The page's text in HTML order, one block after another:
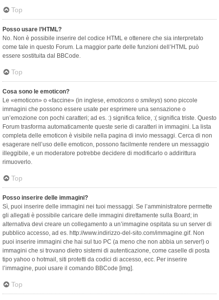
Top
Posso usare l’HTML?
No. Non è possibile inserire del codice HTML e ottenere che sia interpretato
come tale in questo Forum. La maggior parte delle funzioni dell’HTML può
essere sostituita dal BBCode.
Top
Cosa sono le emoticon?
Le «emoticon» o «faccine» (in inglese, emoticons o smileys) sono piccole
immagini che possono essere usate per esprimere una sensazione o
un’emozione con pochi caratteri; ad es. :) significa felice, :( significa triste. Questo
Forum trasforma automaticamente queste serie di caratteri in immagini. La lista
completa delle emoticon è visibile nella pagina di invio messaggi. Cerca di non
esagerare nell’uso delle emoticon, possono facilmente rendere un messaggio
illeggibile, e un moderatore potrebbe decidere di modificarlo o addirittura
rimuoverlo.
Top
Posso inserire delle immagini?
Sì, puoi inserire delle immagini nei tuoi messaggi. Se l’amministratore permette
gli allegati è possibile caricare delle immagini direttamente sulla Board; in
alternativa devi creare un collegamento a un’immagine ospitata su un server di
pubblico accesso, ad es. http://www.indirizzo-del-sito.com/immagine.gif. Non
puoi inserire immagini che hai sul tuo PC (a meno che non abbia un server!) o
immagini che si trovano dietro sistemi di autenticazione, come caselle di posta
tipo yahoo o hotmail, siti protetti da codici di accesso, ecc. Per inserire
l’immagine, puoi usare il comando BBCode [img].
Top